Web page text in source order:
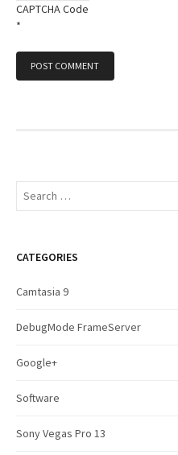
CAPTCHA Code
*
S
c
f
CATEGORIES
Camtasia 9
DebugMode FrameServer
Google+
Software
Sony Vegas Pro 13